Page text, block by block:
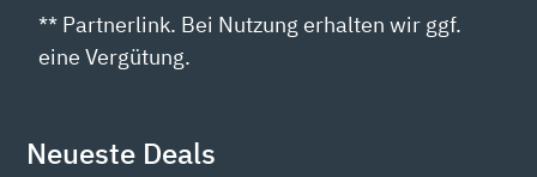
** Partnerlink. Bei Nutzung erhalten wir ggf.
eine Vergütung.
Neueste Deals